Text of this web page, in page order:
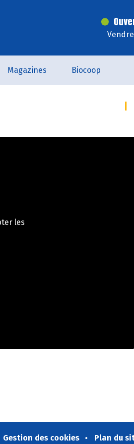
Magazines Biocoop
les
Gestion des cookies Plan du